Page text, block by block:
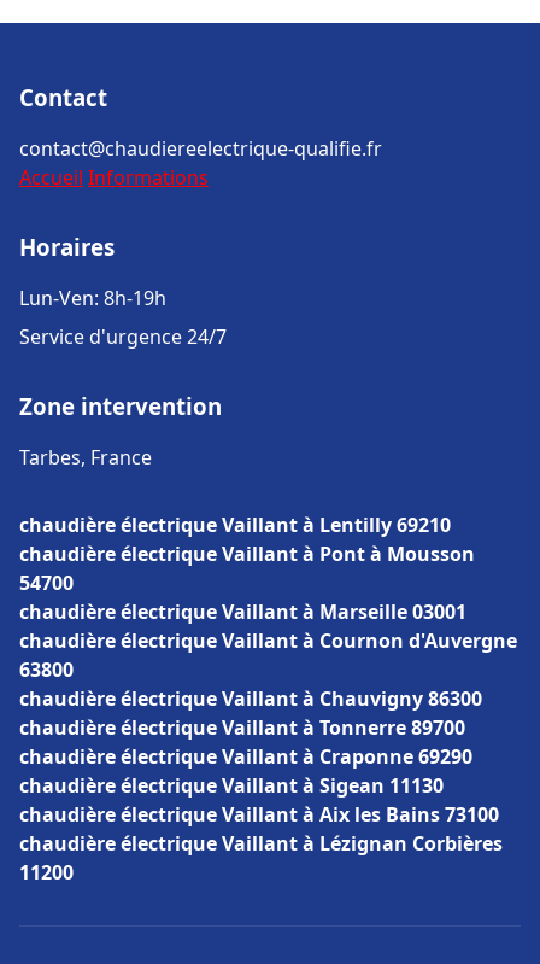
Contact
contact@chaudiereelectrique-qualifie.fr
Accueil Informations
Horaires
Lun-Ven: 8h-19h
Service d'urgence 24/7
Zone intervention
Tarbes, France
chaudière électrique Vaillant à Lentilly 69210
chaudière électrique Vaillant à Pont à Mousson
54700
chaudière électrique Vaillant à Marseille 03001
chaudière électrique Vaillant à Cournon d'Auvergne
63800
chaudière électrique Vaillant à Chauvigny 86300
chaudière électrique Vaillant à Tonnerre 89700
chaudière électrique Vaillant à Craponne 69290
chaudière électrique Vaillant à Sigean 11130
chaudière électrique Vaillant à Aix les Bains 73100
chaudière électrique Vaillant à Lézignan Corbières
11200